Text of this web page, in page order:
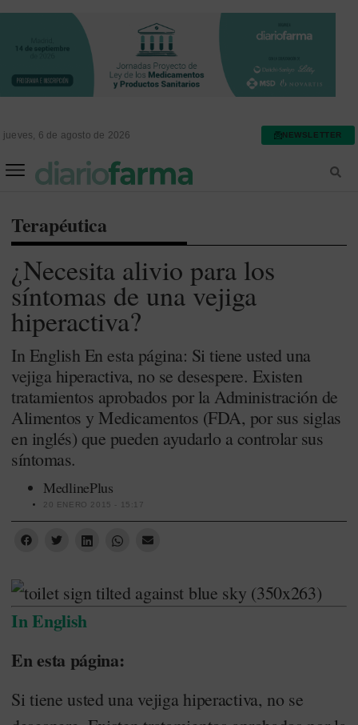
jueves, 6 de agosto de 2026 NEWSLETTER
Terapéutica
¿Necesita alivio para los
síntomas de una vejiga
hiperactiva?
In English En esta página: Si tiene usted una
vejiga hiperactiva, no se desespere. Existen
tratamientos aprobados por la Administración de
Alimentos y Medicamentos (FDA, por sus siglas
en inglés) que pueden ayudarlo a controlar sus
síntomas.
MedlinePlus
20 ENERO 2015 - 15:17
In English
En esta página:
Si tiene usted una vejiga hiperactiva, no se